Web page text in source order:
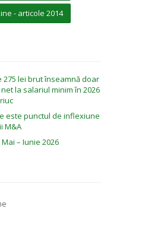
- articole 2014
275 lei brut înseamnă doar
la salariul minim în 2026
este punctul de inflexiune
M&A
– Iunie 2026